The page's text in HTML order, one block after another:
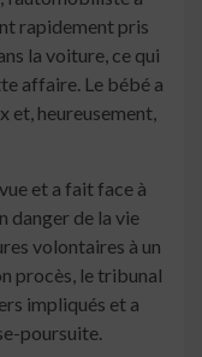
rapidement pris
la voiture, ce qui
affaire. Le bébé a
et, heureusement,
et a fait face à
danger de la vie
volontaires à un
procès, le tribunal
impliqués et a
poursuite.